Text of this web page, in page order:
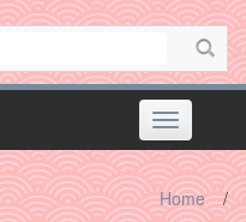
Toggle
navigation
Home /